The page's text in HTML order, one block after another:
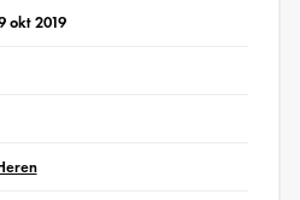
okt 2019